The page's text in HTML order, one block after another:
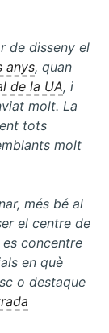
de disseny el
anys, quan
de la UA, i
molt. La
tots
molt
més bé al
el centre de
concentre
en què
o destaque